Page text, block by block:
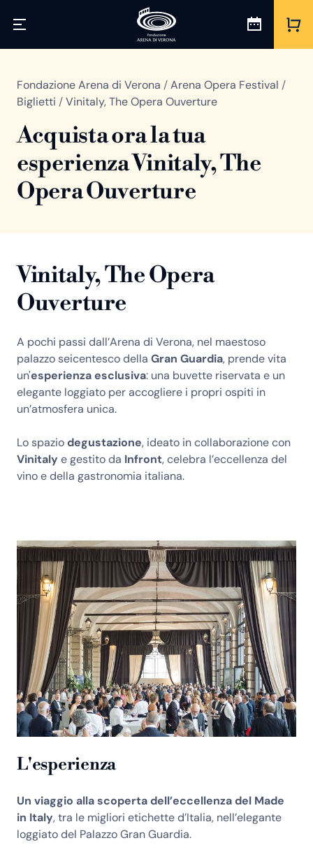
Fondazione Arena di Verona /Arena Opera Festival /
Biglietti /Vinitaly, The Opera Ouverture
Acquista ora la tua
esperienza Vinitaly, The
Opera Ouverture
Vinitaly, The Opera
Ouverture
A pochi passi dall’Arena di Verona, nel maestoso
palazzo seicentesco della Gran Guardia, prende vita
un'esperienza esclusiva: una buvette riservata e un
elegante loggiato per accogliere i propri ospiti in
un’atmosfera unica.
Lo spaziodegustazione, ideato in collaborazione con
Vinitaly e gestito da Infront, celebra l’eccellenza del
vino e della gastronomia italiana.
L'esperienza
Un viaggio alla scoperta dell’eccellenza del Made
in Italy, tra le migliori etichette d’Italia, nell’elegante
loggiato del Palazzo Gran Guardia.